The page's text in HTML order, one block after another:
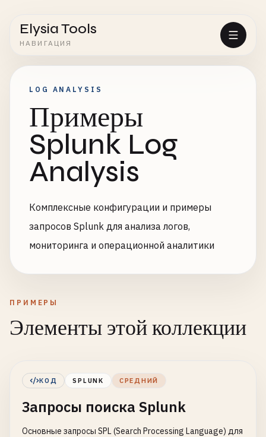
Elysia Tools
НАВИГАЦИЯ
LOG ANALYSIS
Примеры
Splunk Log
Analysis
Комплексные конфигурации и примеры
запросов Splunk для анализа логов,
мониторинга и операционной аналитики
ПРИМЕРЫ
Элементы этой коллекции
КОД SPLUNK СРЕДНИЙ
Запросы поиска Splunk
Основные запросы SPL (Search Processing Language) для